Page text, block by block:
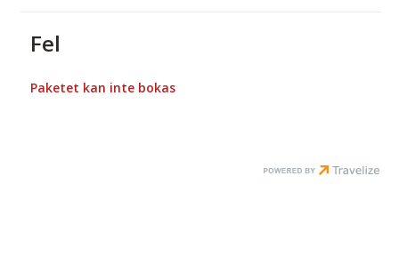
Fel
Paketet kan inte bokas